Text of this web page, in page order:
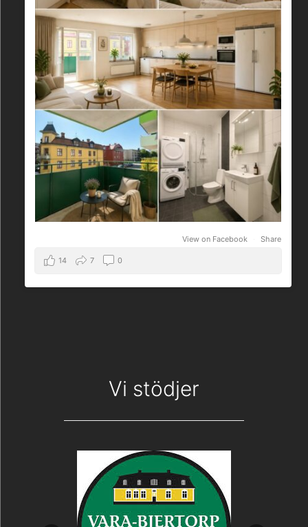
View on Facebook Share
14 7 0
Vi stödjer